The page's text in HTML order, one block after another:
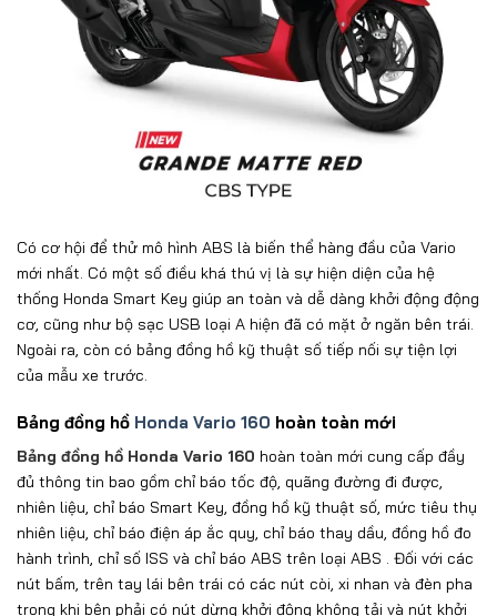
Có cơ hội để thử mô hình ABS là biến thể hàng đầu của Vario
mới nhất. Có một số điều khá thú vị là sự hiện diện của hệ
thống Honda Smart Key giúp an toàn và dễ dàng khởi động động
cơ, cũng như bộ sạc USB loại A hiện đã có mặt ở ngăn bên trái.
Ngoài ra, còn có bảng đồng hồ kỹ thuật số tiếp nối sự tiện lợi
của mẫu xe trước.
Bảng đồng hồ Honda Vario 160 hoàn toàn mới
Bảng đồng hồ Honda Vario 160 hoàn toàn mới cung cấp đầy
đủ thông tin bao gồm chỉ báo tốc độ, quãng đường đi được,
nhiên liệu, chỉ báo Smart Key, đồng hồ kỹ thuật số, mức tiêu thụ
nhiên liệu, chỉ báo điện áp ắc quy, chỉ báo thay dầu, đồng hồ đo
hành trình, chỉ số ISS và chỉ báo ABS trên loại ABS . Đối với các
nút bấm, trên tay lái bên trái có các nút còi, xi nhan và đèn pha
trong khi bên phải có nút dừng khởi động không tải và nút khởi